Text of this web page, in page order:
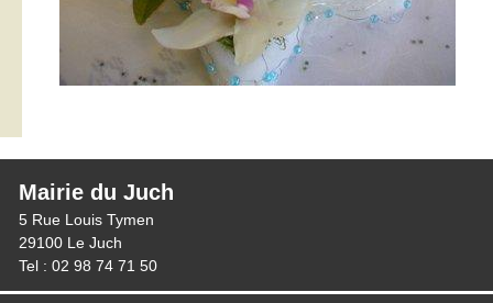
Mairie du Juch
5 Rue Louis Tymen
29100 Le Juch
Tel : 02 98 74 71 50